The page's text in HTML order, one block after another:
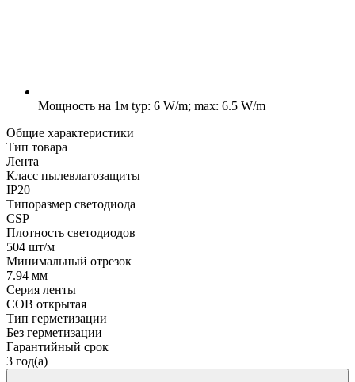
Мощность на 1м typ: 6 W/m; max: 6.5 W/m
Общие характеристики
Тип товара
Лента
Класс пылевлагозащиты
IP20
Типоразмер светодиода
CSP
Плотность светодиодов
504 шт/м
Минимальный отрезок
7.94 мм
Серия ленты
COB открытая
Тип герметизации
Без герметизации
Гарантийный срок
3 год(а)